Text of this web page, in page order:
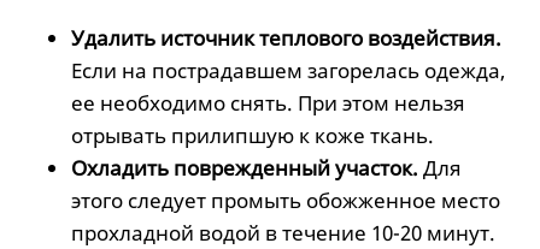
Удалить источник теплового воздействия.
Если на пострадавшем загорелась одежда,
ее необходимо снять. При этом нельзя
отрывать прилипшую к коже ткань.
Охладить поврежденный участок. Для
этого следует промыть обожженное место
прохладной водой в течение 10-20 минут.